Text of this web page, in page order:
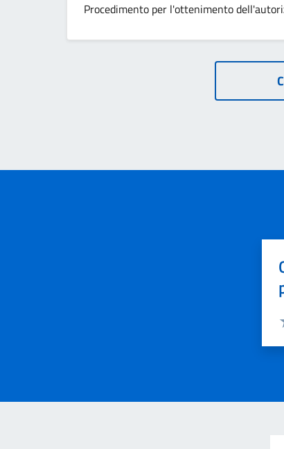
Procedimento per l'ottenimento